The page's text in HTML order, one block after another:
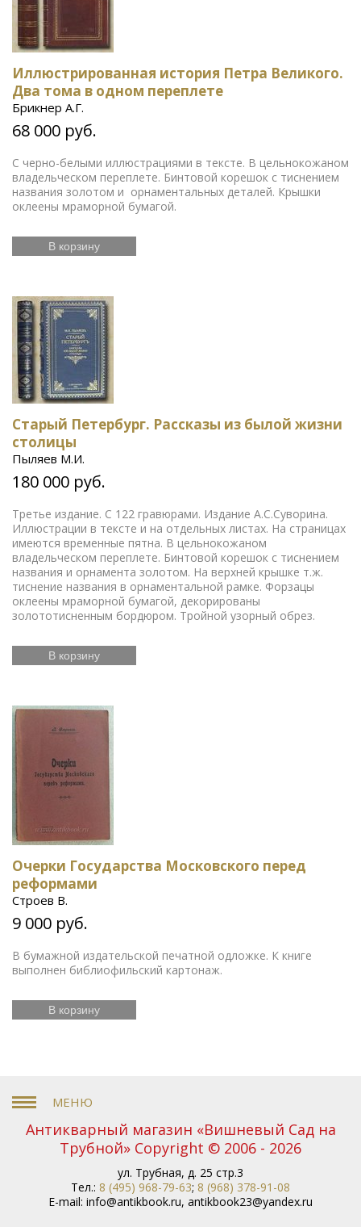
Иллюстрированная история Петра Великого.
Два тома в одном переплете
Брикнер А.Г.
68 000 руб.
С черно-белыми иллюстрациями в тексте. В цельнокожаном
владельческом переплете. Бинтовой корешок с тиснением
названия золотом и орнаментальных деталей. Крышки
оклеены мраморной бумагой.
В корзину
Старый Петербург. Рассказы из былой жизни
столицы
Пыляев М.И.
180 000 руб.
Третье издание. С 122 гравюрами. Издание А.С.Суворина.
Иллюстрации в тексте и на отдельных листах. На страницах
имеются временные пятна. В цельнокожаном
владельческом переплете. Бинтовой корешок с тиснением
названия и орнамента золотом. На верхней крышке т.ж.
тиснение названия в орнаментальной рамке. Форзацы
оклеены мраморной бумагой, декорированы
золототисненным бордюром. Тройной узорный обрез.
В корзину
Очерки Государства Московского перед
реформами
Строев В.
9 000 руб.
В бумажной издательской печатной одложке. К книге
выполнен библиофильский картонаж.
В корзину
Антикварный магазин «Вишневый Сад на
Трубной» Copyright © 2006 - 2026
ул. Трубная, д. 25 стр.3
Тел.: 8 (495) 968-79-63; 8 (968) 378-91-08
E-mail: info@antikbook.ru, antikbook23@yandex.ru